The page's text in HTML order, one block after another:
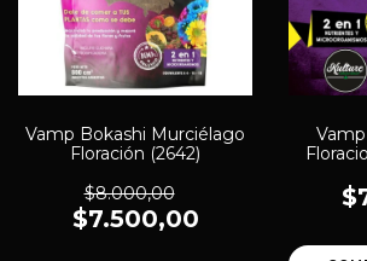
Vamp Bokashi Murciélago
Floración (2642)
$8.000,00
$7.500,00